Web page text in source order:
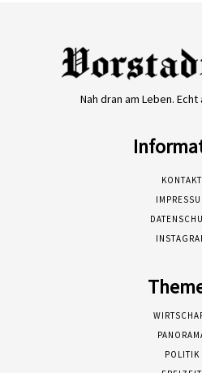
Nah dran am Leben.
KONTAKT
POLITIK